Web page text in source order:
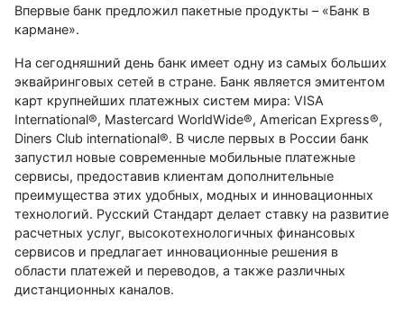
Впервые банк предложил пакетные продукты – «Банк в
кармане».
На сегодняшний день банк имеет одну из самых больших
эквайринговых сетей в стране. Банк является эмитентом
карт крупнейших платежных систем мира: VISA
International®, Masterсard WorldWide®, American Еxpress®,
Diners Club international®. В числе первых в России банк
запустил новые современные мобильные платежные
сервисы, предоставив клиентам дополнительные
преимущества этих удобных, модных и инновационных
технологий. Русский Стандарт делает ставку на развитие
расчетных услуг, высокотехнологичных финансовых
сервисов и предлагает инновационные решения в
области платежей и переводов, а также различных
дистанционных каналов.